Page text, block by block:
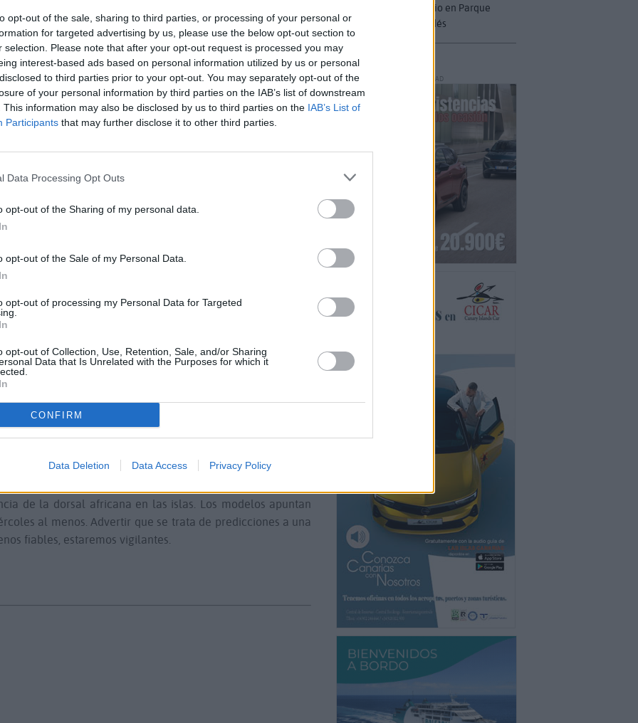
opt-out of the sale, sharing to third parties, or processing of your personal or
for targeted advertising by us, please use the below opt-out section to
selection. Please note that after your opt-out request is processed you may
interest-based ads based on personal information utilized by us or personal
to third parties prior to your opt-out. You may separately opt-out of the
of your personal information by third parties on the IAB’s list of downstream
This information may also be disclosed by us to third parties on the IAB’s List of
Participants that may further disclose it to other third parties.
Data Processing Opt Outs
opt-out of the Sharing of my personal data.
opt-out of the Sale of my Personal Data.
opt-out of processing my Personal Data for Targeted
opt-out of Collection, Use, Retention, Sale, and/or Sharing
Data that Is Unrelated with the Purposes for which it
CONFIRM
Data Deletion Data Access Privacy Policy
miércoles y todo apunta a que seguirá subiendo al menos
de las islas con el paso a un lado de los vientos alisios, y
de la dorsal africana al archipiélago.
y en un primer "embate" una gran pluma de tierra nos
ibérica. Podría llegar algo de tierra en suspensión
los 30 grados en muchos puntos de la isla de cara al
la fuerza y se podrán medir olas de hasta 3 metros al
mucha precaución en el baño.
del fin de semana la subida de temperaturas será la
los 30 grados y con altas posibilidades de calima, con
de la dorsal africana en las islas. Los modelos apuntan
al menos. Advertir que se trata de predicciones a una
fiables, estaremos vigilantes.
Incendio en Parque
Holandés
PUBLICIDAD